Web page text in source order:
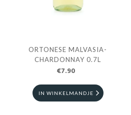
ORTONESE MALVASIA-
CHARDONNAY 0.7L
€7.90
IN WINKELMANDJE